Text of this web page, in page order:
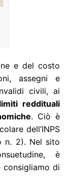
e del costo
assegni e
civili, ai
limiti reddituali
. Ciò è
dell’INPS
n. 2). Nel sito
è
consigliamo di